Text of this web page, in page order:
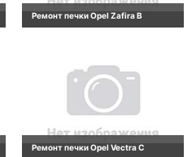
Ремонт печки Opel Zafira B
Ремонт печки Opel Vectra C